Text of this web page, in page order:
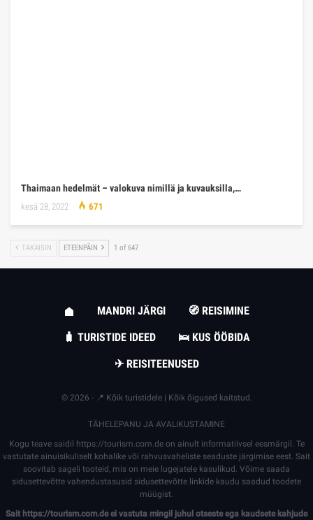
Thaimaan hedelmät – valokuva nimillä ja kuvauksilla,…
kesä 28, 2022 671
TAKAISIN ETEENPÄIN 1 of 647
MANDRI JÄRGI
🧭 REISIMINE
🧳 TURISTIDE IDEED
🛌 KUS ÖÖBIDA
✈ REISITEENUSED
© 2026 - 📍 Kõik turistidele | Kõik õigused kaitstud.
TÄHELEPANU JA AVALIKUSTAMINE
Kogu teave saidil
https://tourism.com.deon ainult informatiivsel eesmärgil. Te
vastutate ainuisikuliselt kohalike või rahvusvaheliste seaduste järgimise eest. Sait
soovitab sageli tooteid, mis on meie lugejatele kasulikud. Võime saada
sidusettevõtte vahendustasusid sidusettevõtte linkide kaudu saadud toodete
müügist.
Sait https://tourism.com.deei vastuta mingil juhul otseste ega kaudsete kahjude